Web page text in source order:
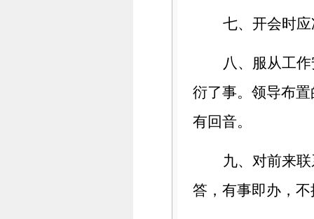
七、开会时
八、服从工
衍了事。领导布
有回音。
九、对前来
答，有事即办，